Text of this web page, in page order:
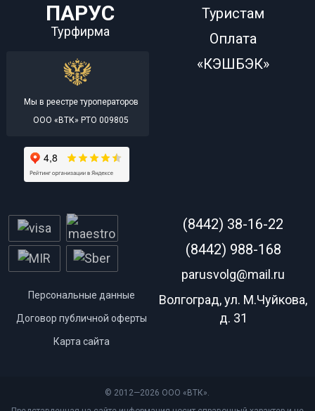
ПАРУС
Турфирма
Мы в реестре туроператоров
ООО «ВТК» РТО 009805
Туристам
Оплата
«КЭШБЭК»
Персональные данные
Договор публичной оферты
Карта сайта
(8442) 38-16-22
(8442) 988-168
parusvolg@mail.ru
Волгоград, ул. М.Чуйкова,
д. 31
© 2012—2026 ООО «ВТК».